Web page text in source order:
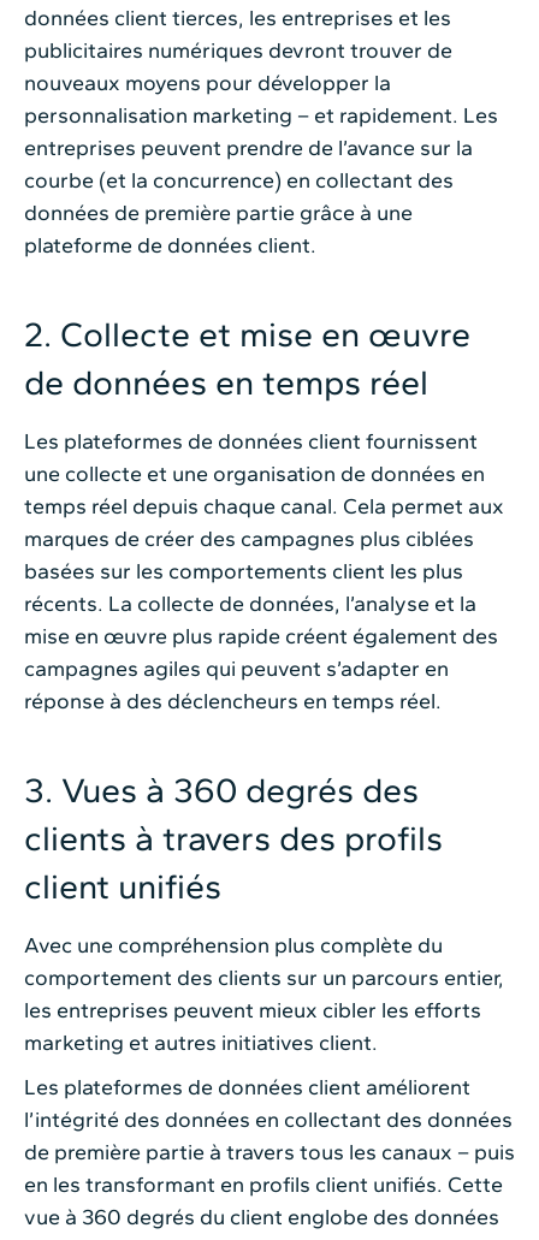
données client tierces, les entreprises et les
publicitaires numériques devront trouver de
nouveaux moyens pour développer la
personnalisation marketing – et rapidement. Les
entreprises peuvent prendre de l’avance sur la
courbe (et la concurrence) en collectant des
données de première partie grâce à une
plateforme de données client.
2. Collecte et mise en œuvre
de données en temps réel
Les plateformes de données client fournissent
une collecte et une organisation de données en
temps réel depuis chaque canal. Cela permet aux
marques de créer des campagnes plus ciblées
basées sur les comportements client les plus
récents. La collecte de données, l’analyse et la
mise en œuvre plus rapide créent également des
campagnes agiles qui peuvent s’adapter en
réponse à des déclencheurs en temps réel.
3. Vues à 360 degrés des
clients à travers des profils
client unifiés
Avec une compréhension plus complète du
comportement des clients sur un parcours entier,
les entreprises peuvent mieux cibler les efforts
marketing et autres initiatives client.
Les plateformes de données client améliorent
l’intégrité des données en collectant des données
de première partie à travers tous les canaux – puis
en les transformant en profils client unifiés. Cette
vue à 360 degrés du client englobe des données